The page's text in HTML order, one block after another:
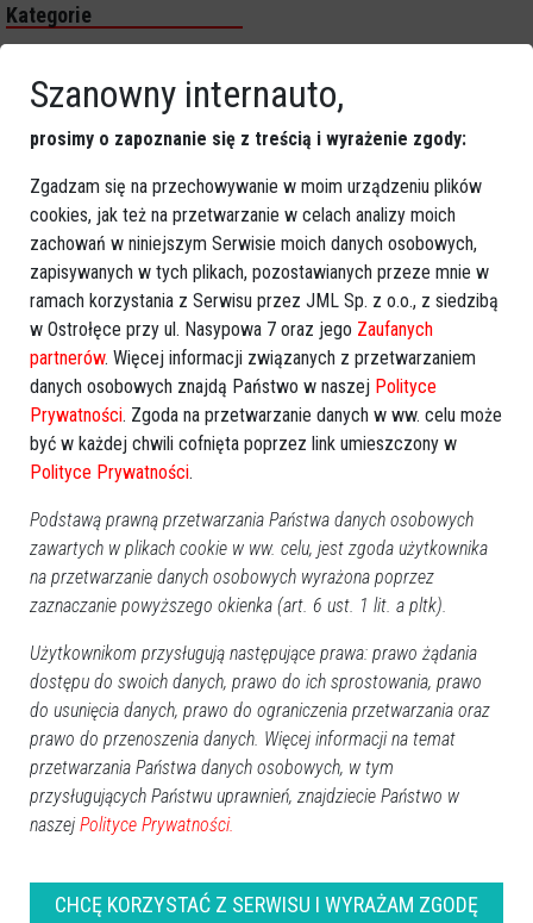
Kategorie
Powiat ostrołecki
Balujemy
Region
Polska
Budujemy
Kościół i społeczeństwo
TV Ostrołęka
Kalendarz imprez
sierpień 2026
Pn
Wt Śr Cz Pt So
Nd
3
4 5 6 7 8
9
10
11 12 13 14 15
16
17
18 19 20 21 22
23
31
1 2 3 4 5 6
Dzisiaj:
Wydarzenia
Dionizje 2026
Biesiada Dożynkowa w Przytułach Starych
Święto jagody w Łodziskach
Szanowny internauto,
prosimy o zapoznanie się z treścią i wyrażenie zgody:
Zgadzam się na przechowywanie w moim urządzeniu plików
cookies, jak też na przetwarzanie w celach analizy moich
zachowań w niniejszym Serwisie moich danych osobowych,
zapisywanych w tych plikach, pozostawianych przeze mnie w
ramach korzystania z Serwisu przez JML Sp. z o.o., z siedzibą
w Ostrołęce przy ul. Nasypowa 7 oraz jego Zaufanych
partnerów. Więcej informacji związanych z przetwarzaniem
danych osobowych znajdą Państwo w naszej Polityce
Prywatności. Zgoda na przetwarzanie danych w ww. celu może
być w każdej chwili cofnięta poprzez link umieszczony w
Polityce Prywatności.
Podstawą prawną przetwarzania Państwa danych osobowych
zawartych w plikach cookie w ww. celu, jest zgoda użytkownika
na przetwarzanie danych osobowych wyrażona poprzez
zaznaczanie powyższego okienka (art. 6 ust. 1 lit. a pltk).
Użytkownikom przysługują następujące prawa: prawo żądania
dostępu do swoich danych, prawo do ich sprostowania, prawo
do usunięcia danych, prawo do ograniczenia przetwarzania oraz
prawo do przenoszenia danych. Więcej informacji na temat
przetwarzania Państwa danych osobowych, w tym
przysługujących Państwu uprawnień, znajdziecie Państwo w
naszej Polityce Prywatności.
CHCĘ KORZYSTAĆ Z SERWISU I WYRAŻAM ZGODĘ